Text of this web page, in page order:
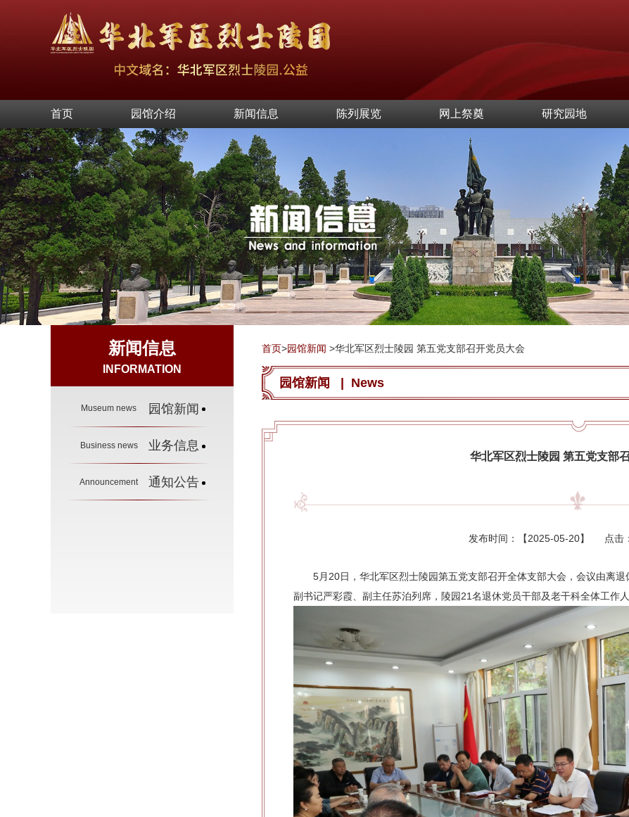
首页 园馆介绍 新闻信息 陈列展览 网上祭奠 研究园地
新闻信息
INFORMATION
Museum news 园馆新闻
Business news 业务信息
Announcement 通知公告
首页>园馆新闻 >华北军区烈士陵园 第五党支部召开党员大会
园馆新闻 News
华北军区烈士陵园 第五党支部
发布时间：【2025-05-20】 点击
5月20日，华北军区烈士陵园第五党支部召开全体支部大会，会议由离
副书记严彩霞、副主任苏泊列席，陵园21名退休党员干部及老干科全体工作人